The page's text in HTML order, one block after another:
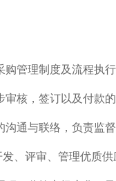
管理制度及流程执行
核，签订以及付款
沟通与联络，负责监
、评审、管理优质